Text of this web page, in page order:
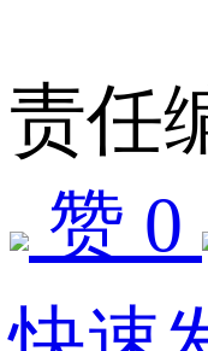
责任
赞 0